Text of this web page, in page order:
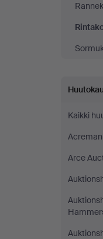
Kaikki
Arce